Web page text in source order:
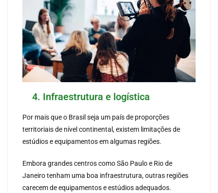
4. Infraestrutura e logística
Por mais que o Brasil seja um país de proporções
territoriais de nível continental, existem limitações de
estúdios e equipamentos em algumas regiões.
Embora grandes centros como São Paulo e Rio de
Janeiro tenham uma boa infraestrutura, outras regiões
carecem de equipamentos e estúdios adequados.